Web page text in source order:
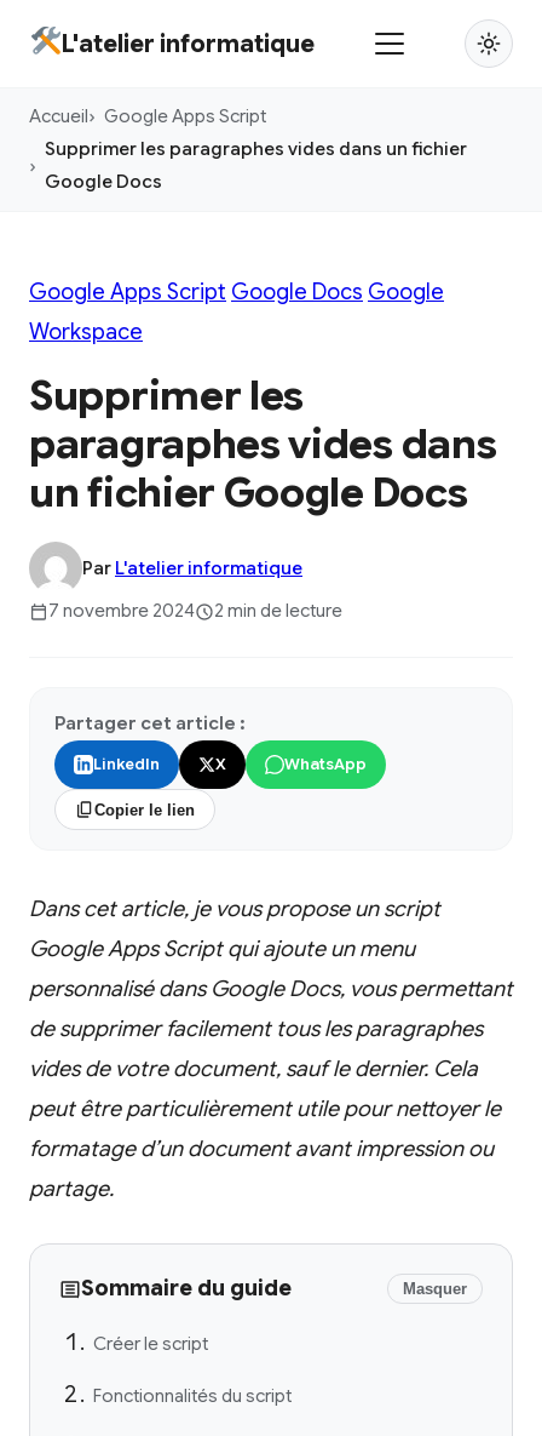
principal
L'atelier informatique
Accueil
Google Apps Script
Supprimer les paragraphes vides dans un fichier
Google Docs
Google Apps Script Google Docs Google
Workspace
Supprimer les
paragraphes vides dans
un fichier Google Docs
Par L'atelier informatique
7 novembre 2024
2 min de lecture
Partager cet article :
LinkedIn X WhatsApp
Copier le lien
Dans cet article, je vous propose un script
Google Apps Script qui ajoute un menu
personnalisé dans Google Docs, vous permettant
de supprimer facilement tous les paragraphes
vides de votre document, sauf le dernier. Cela
peut être particulièrement utile pour nettoyer le
formatage d’un document avant impression ou
partage.
Sommaire du guide Masquer
Créer le script
Fonctionnalités du script